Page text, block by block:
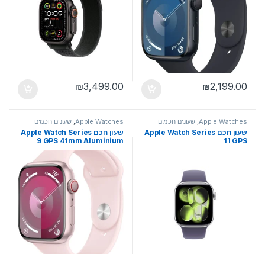
₪2,199.00
₪3,499.00
Apple Watches
, שעונים חכמים
שעון חכם Apple Watch Series
11 GPS
Apple Watches
, שעונים חכמים
שעון חכם Apple Watch Series
9 GPS 41mm Aluminium
Case with Sport Band